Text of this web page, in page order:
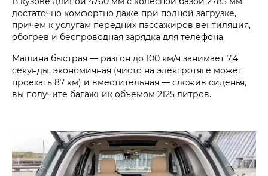
достаточно комфортно даже при полной загрузке,
причем к услуга­м передних пассажиров вентиляци­я,
обогрев и беспроводная зарядка для телефона.
Машина быстрая — разгон до 100 км/ч занимает 7,4
секунды, экономичная (чисто на электротяге может
проехать 87 км) и вместительная — сложив сиденья,
вы получите багажник объемом 2125 литров.